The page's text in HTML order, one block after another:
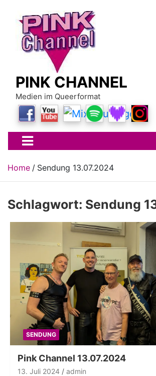
content
PINK CHANNEL
Medien im Queerformat
Home Sendung 13.07.2024
Schlagwort: Sendung
SENDUNG
Pink Channel 13.07.2024
13. Juli 2024 admin